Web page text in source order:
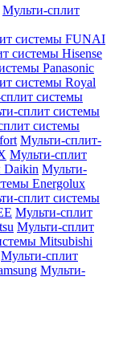
Мульти-сплит
системы FUNAI
системы Hisense
Panasonic
системы Royal
системы
сплит системы
системы
Мульти-сплит-
Мульти-сплит
Daikin Мульти-
Energolux
сплит системы
Мульти-сплит
Мульти-сплит
Mitsubishi
Мульти-сплит
Мульти-